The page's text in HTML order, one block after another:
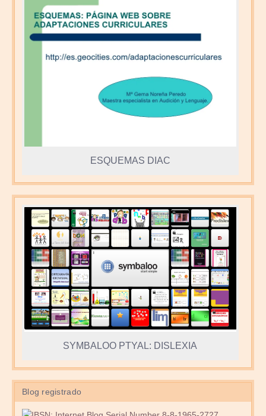
ESQUEMAS DIAC
SYMBALOO PTYAL: DISLEXIA
Blog registrado